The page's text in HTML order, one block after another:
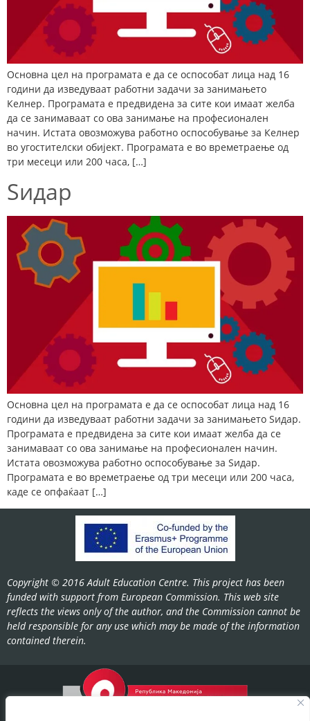
Основна цел на програмата е да се оспособат лица над 16
години да изведуваат работни задачи за занимањето
Келнер. Програмата е предвидена за сите кои имаат желба
да се занимаваат со ова занимање на професионален
начин. Истата овозможува работно оспособување за Келнер
во угостителски обијект. Програмата е во времетраење од
три месеци или 200 часа, […]
Sидар
Основна цел на програмата е да се оспособат лица над 16
години да изведуваат работни задачи за занимањето Ѕидар.
Програмата е предвидена за сите кои имаат желба да се
занимаваат со ова занимање на професионален начин.
Истата овозможува работно оспособување за Ѕидар.
Програмата е во времетраење од три месеци или 200 часа,
каде се опфаќаат […]
Copyright © 2016 Adult Education Centre. This project has been
funded with support from European Commission. This web site
reflects the views only of the author, and the Commission cannot be
held responsible for any use which may be made of the information
contained therein.